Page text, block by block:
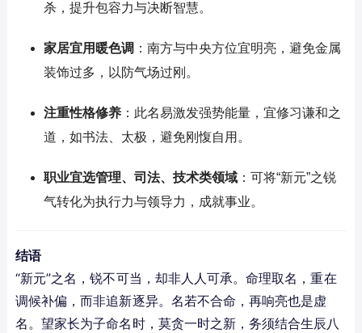
杀，提升包容力与决断智慧。
家居宜用暖色调 ：南方与中央方位宜明亮，避免金属
装饰过多，以防气场过刚。
注重性格修养：此名易激发强势能量，宜修习谦和之
道，如书法、太极，避免刚愎自用。
职业宜选管理、司法、技术类领域：可将“新元”之锐
气转化为执行力与领导力，成就事业。
结语
“新元”之名，锐不可当，却非人人可承。命理取名，重在
调候补偏，而非追新逐异。名若不合命，再响亮也是虚
名。望家长为子命名时，莫贪一时之新，务须结合生辰八